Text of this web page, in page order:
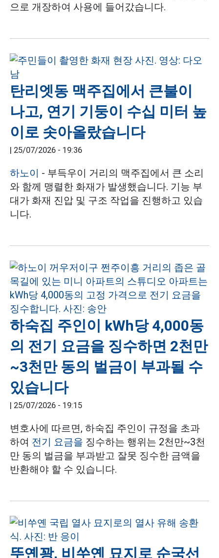
으로 개장하여 사용에 들어갔습니다.
탄리엣동 맥주집에서 큰불이
나고, 연기 기둥이 수십 미터 높
이로 솟아올랐습니다
| 25/07/2026 - 19:36
하노이 - 부득우이 거리의 맥주집에서 큰 소리
와 함께 맹렬한 화재가 발생했습니다. 기능 부
대가 화재 진압 및 구조 작업을 진행하고 있습
니다.
하숙집 주인이 kWh당 4,000동
의 전기 요금을 징수하면 2천만
~3천만 동의 벌금이 부과될 수
있습니다
| 25/07/2026 - 19:15
변호사에 따르면, 하숙집 주인이 규정을 초과
하여 전기 요금을 징수하는 행위는 2천만~3천
만 동의 벌금을 부과받고 잘못 징수한 금액을
반환해야 할 수 있습니다.
뚜옌꽝, 비쑤옌 묘지로 순국선